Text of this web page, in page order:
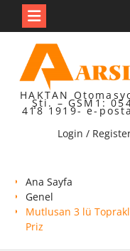
content
HAKTAN
Şti. – GSM1:
418 1919- e-
Login /
Ana Sayfa
Genel
Mutlusan 3 lü
Priz